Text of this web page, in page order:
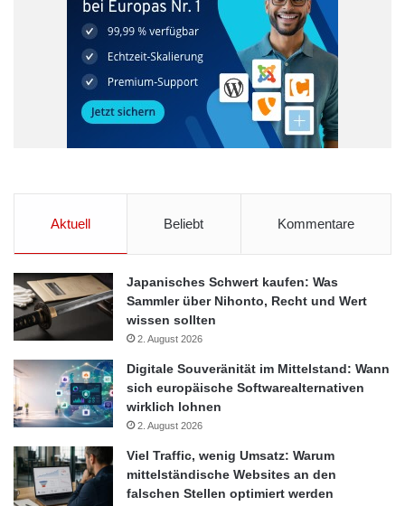
Aktuell Beliebt Kommentare
Japanisches Schwert kaufen: Was
Sammler über Nihonto, Recht und Wert
wissen sollten
2. August 2026
Digitale Souveränität im Mittelstand: Wann
sich europäische Softwarealternativen
wirklich lohnen
2. August 2026
Viel Traffic, wenig Umsatz: Warum
mittelständische Websites an den
falschen Stellen optimiert werden